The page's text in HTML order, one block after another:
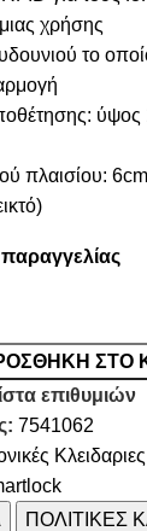
χρήσης
το
πλαισίου:
ΣΤΟ
επιθυμιών
7541062
Κλειδαριες
ΠΟΛΙΤΙΚΕΣ